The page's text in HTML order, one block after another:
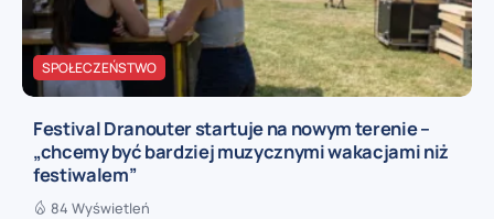
SPOŁECZEŃSTWO
Festival Dranouter startuje na nowym terenie –
„chcemy być bardziej muzycznymi wakacjami niż
festiwalem”
84 Wyświetleń